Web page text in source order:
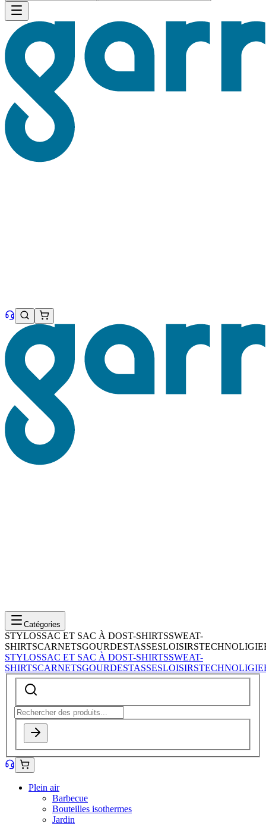
Catégories
STYLOSSAC ET SAC À DOST-SHIRTSSWEAT-
SHIRTSCARNETSGOURDESTASSESLOISIRSTECHNOLIGIE
STYLOSSAC ET SAC À DOST-SHIRTSSWEAT-
SHIRTSCARNETSGOURDESTASSESLOISIRSTECHNOLIGIE
Plein air
Barbecue
Bouteilles isothermes
Jardin